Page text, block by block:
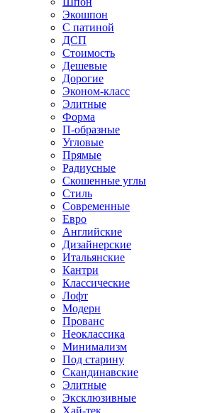
Экошпон
С патиной
ДСП
Стоимость
Дешевые
Дорогие
Эконом-класс
Элитные
Форма
П-образные
Угловые
Прямые
Радиусные
Скошенные углы
Стиль
Современные
Евро
Английские
Дизайнерские
Итальянские
Кантри
Классические
Лофт
Модерн
Прованс
Неоклассика
Минимализм
Под старину
Скандинавские
Элитные
Эксклюзивные
Хай-тек